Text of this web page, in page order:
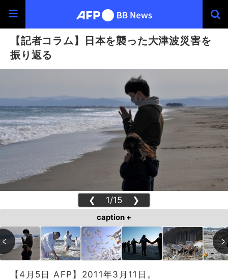
【記者コラム】日本を襲った大津波災害を
振り返る
❮ 1/15 ❯
caption +
【4月5日 AFP】2011年3月11日。